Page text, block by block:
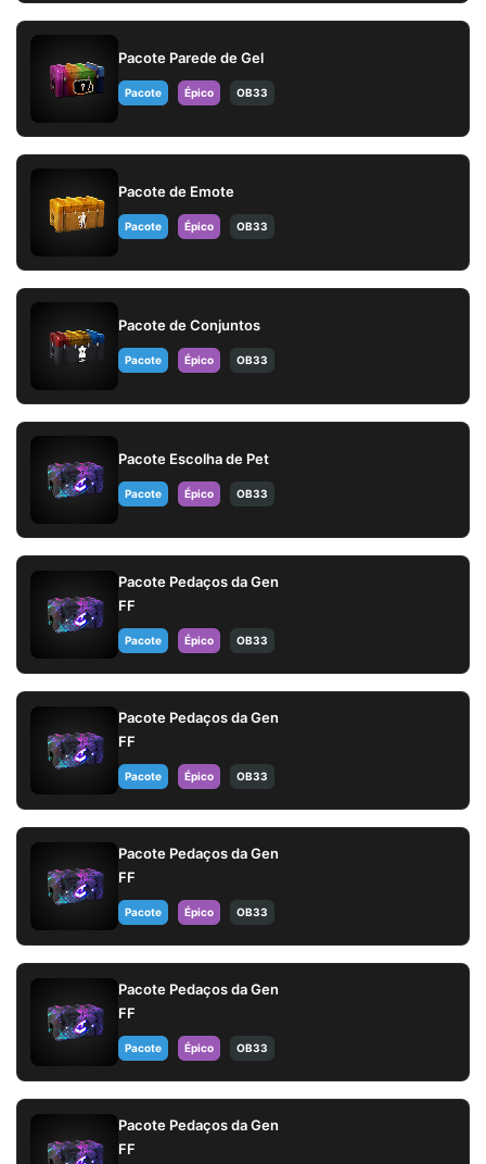
Pacote Parede de Gel
Pacote Épico OB33
Pacote de Emote
Pacote Épico OB33
Pacote de Conjuntos
Pacote Épico OB33
Pacote Escolha de Pet
Pacote Épico OB33
Pacote Pedaços da Gen
FF
Pacote Épico OB33
Pacote Pedaços da Gen
FF
Pacote Épico OB33
Pacote Pedaços da Gen
FF
Pacote Épico OB33
Pacote Pedaços da Gen
FF
Pacote Épico OB33
Pacote Pedaços da Gen
FF